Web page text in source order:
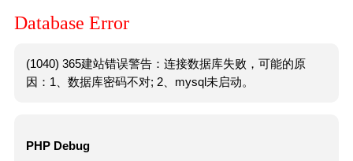
Database Error
(1040) 365建站错误警告：连接数据库失败，可能的原
因：1、数据库密码不对; 2、mysql未启动。
PHP Debug